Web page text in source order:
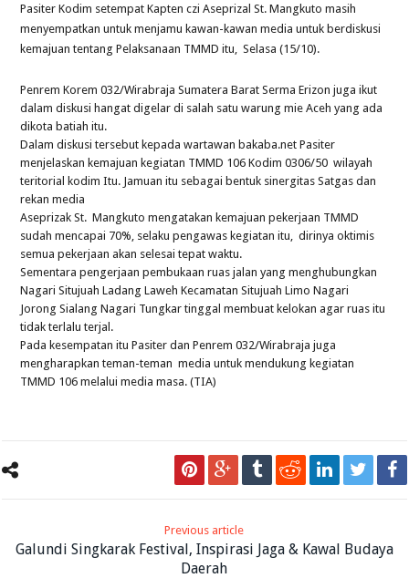
Pasiter Kodim setempat Kapten czi Aseprizal St. Mangkuto masih
menyempatkan untuk menjamu kawan-kawan media untuk berdiskusi
kemajuan tentang Pelaksanaan TMMD itu, Selasa (15/10).
Penrem Korem 032/Wirabraja Sumatera Barat Serma Erizon juga ikut
dalam diskusi hangat digelar di salah satu warung mie Aceh yang ada
dikota batiah itu.
Dalam diskusi tersebut kepada wartawan bakaba.net Pasiter
menjelaskan kemajuan kegiatan TMMD 106 Kodim 0306/50 wilayah
teritorial kodim Itu. Jamuan itu sebagai bentuk sinergitas Satgas dan
rekan media
Aseprizak St. Mangkuto mengatakan kemajuan pekerjaan TMMD
sudah mencapai 70%, selaku pengawas kegiatan itu, dirinya oktimis
semua pekerjaan akan selesai tepat waktu.
Sementara pengerjaan pembukaan ruas jalan yang menghubungkan
Nagari Situjuah Ladang Laweh Kecamatan Situjuah Limo Nagari
Jorong Sialang Nagari Tungkar tinggal membuat kelokan agar ruas itu
tidak terlalu terjal.
Pada kesempatan itu Pasiter dan Penrem 032/Wirabraja juga
mengharapkan teman-teman media untuk mendukung kegiatan
TMMD 106 melalui media masa. (TIA)
Previous article
Galundi Singkarak Festival, Inspirasi Jaga & Kawal Budaya
Daerah